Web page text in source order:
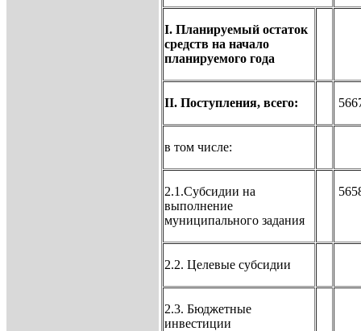
I. Планируемый остаток
средств на начало
планируемого года
II. Поступления, всего:
в том числе:
2.1.Субсидии на
выполнение
муниципального задания
2.2. Целевые субсидии
2.3. Бюджетные
инвестиции